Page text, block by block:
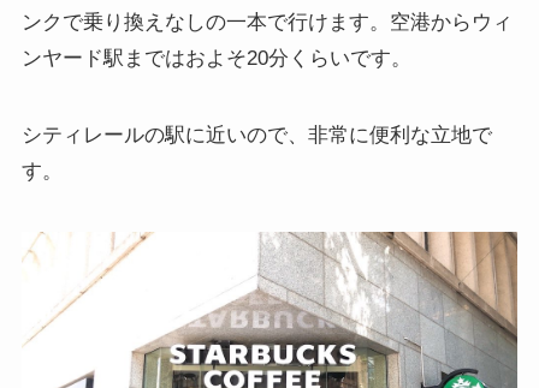
ンクで乗り換えなしの一本で行けます。空港からウィ
ンヤード駅まではおよそ20分くらいです。
シティレールの駅に近いので、非常に便利な立地で
す。